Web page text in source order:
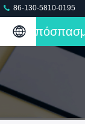
86-130-5810-0195